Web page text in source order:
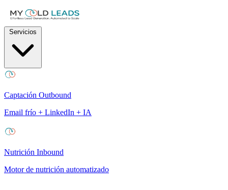
Captación Outbound
Email frío + LinkedIn + IA
Nutrición Inbound
Motor de nutrición automatizado